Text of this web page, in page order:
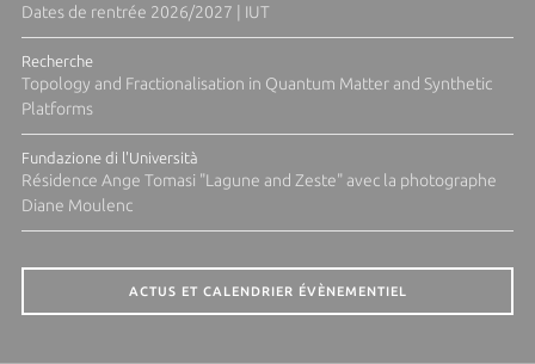
Dates de rentrée 2026/2027 | IUT
Recherche
Topology and Fractionalisation in Quantum Matter and Synthetic
Platforms
Fundazione di l'Università
Résidence Ange Tomasi "Lagune and Zeste" avec la photographe
Diane Moulenc
ACTUS ET CALENDRIER ÉVÈNEMENTIEL